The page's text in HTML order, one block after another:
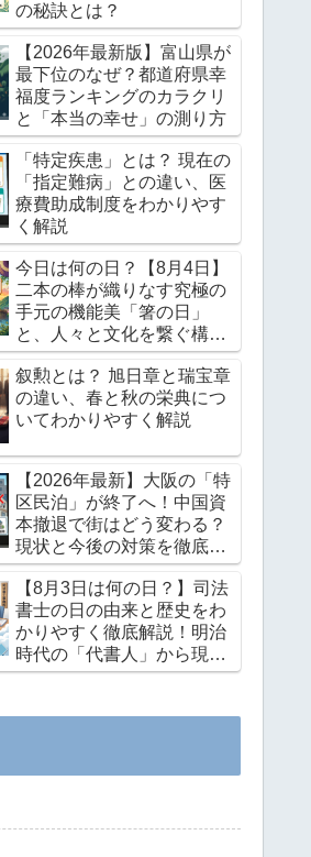
の秘訣とは？
【2026年最新版】富山県が
最下位のなぜ？都道府県幸
福度ランキングのカラクリ
と「本当の幸せ」の測り方
「特定疾患」とは？ 現在の
「指定難病」との違い、医
療費助成制度をわかりやす
く解説
今日は何の日？【8月4日】
二本の棒が織りなす究極の
手元の機能美「箸の日」
と、人々と文化を繋ぐ構造
力学のロマン「橋の日」
叙勲とは？ 旭日章と瑞宝章
の違い、春と秋の栄典につ
いてわかりやすく解説
【2026年最新】大阪の「特
区民泊」が終了へ！中国資
本撤退で街はどう変わる？
現状と今後の対策を徹底解
説
【8月3日は何の日？】司法
書士の日の由来と歴史をわ
かりやすく徹底解説！明治
時代の「代書人」から現代
までの感動の歩み